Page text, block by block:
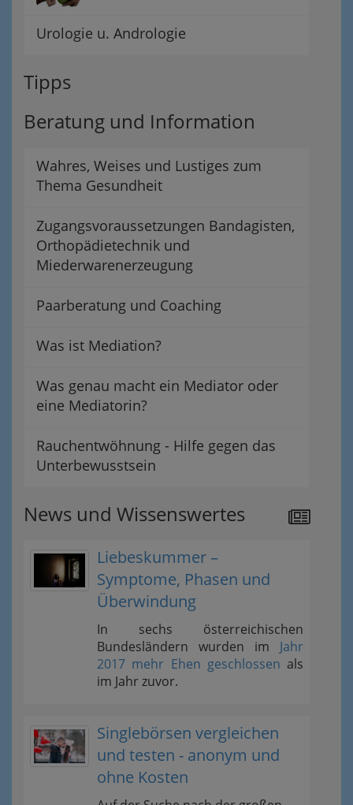
Urologie u. Andrologie
Tipps
Beratung und Information
Wahres, Weises und Lustiges zum
Thema Gesundheit
Zugangsvoraussetzungen Bandagisten,
Orthopädietechnik und
Miederwarenerzeugung
Paarberatung und Coaching
Was ist Mediation?
Was genau macht ein Mediator oder
eine Mediatorin?
Rauchentwöhnung - Hilfe gegen das
Unterbewusstsein
News und Wissenswertes
Liebeskummer –
Symptome, Phasen und
Überwindung
In sechs österreichischen
Bundesländern wurden im Jahr
2017 mehr Ehen geschlossen als
im Jahr zuvor.
Singlebörsen vergleichen
und testen - anonym und
ohne Kosten